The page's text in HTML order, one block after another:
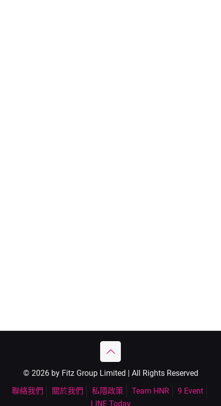
© 2026 by Fitz Group Limited | All Rights Reserved
聯絡我們
關於我們 私隱政策 Team HNR
9 Event
LINE Today